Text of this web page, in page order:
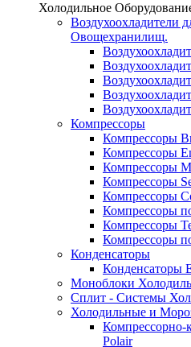
Холодильное
Воздухоохладители
Овощехранилищ.
Компрессоры
Компрессоры
Компрессоры
Компрессоры
Компрессоры
Компрессоры
Компрессоры
Компрессоры
Компрессоры
Конденсаторы
Конденсаторы
Моноблоки
Сплит - Системы
Холодильные и
Компрессорно-
Polair